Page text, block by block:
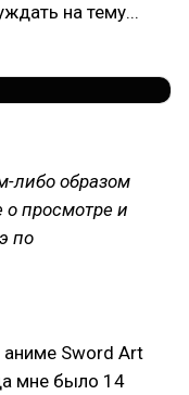
на тему...
либо образом
просмотре и
по
Sword Art
мне было 14